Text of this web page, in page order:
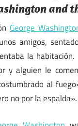
and
George
amigos,
la habitación.
y alguien le
al
no por la espalda».